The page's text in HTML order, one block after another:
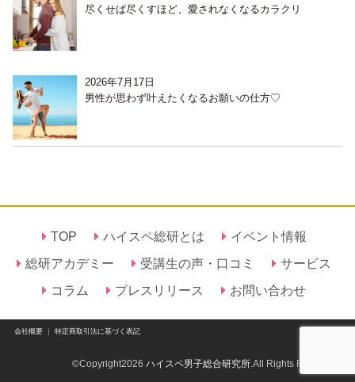
尽くせば尽くすほど、愛されなくなるカラクリ
2026年7月17日
男性が思わず叶えたくなるお願いの仕方♡
TOP ハイスペ総研とは
イベント情報
総研アカデミー
受講生の声・口コミ
サービス
コラム
プレスリリース お問い合わせ
会社概要｜ 特定商取引法に基づく表記
©Copyright2026ハイスペ男子総合研究所.All Rights Reserved.